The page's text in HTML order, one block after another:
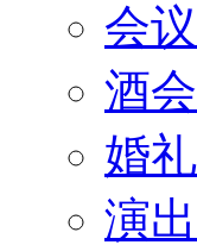
会
酒
婚
演